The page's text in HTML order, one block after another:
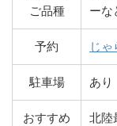
ご品種
ーな
予約 じ
駐車場 あり
おすすめ
北陸